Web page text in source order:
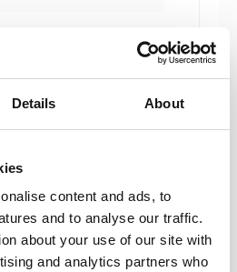
Details About
content and ads, to
and to analyse our traffic.
about your use of our site with
and analytics partners who
6,90 €*
Details